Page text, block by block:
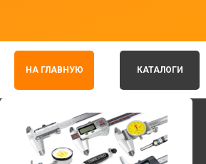
НА ГЛАВНУЮ КАТАЛОГИ